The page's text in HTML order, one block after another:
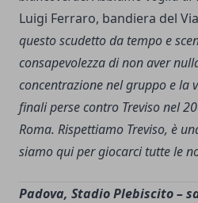
Luigi Ferraro, bandiera del
questo scudetto da tempo e
consapevolezza di non aver
concentrazione nel gruppo e la
finali perse contro Treviso nel
Roma. Rispettiamo Treviso, è
siamo qui per giocarci tutte le
Padova, Stadio Plebiscito –